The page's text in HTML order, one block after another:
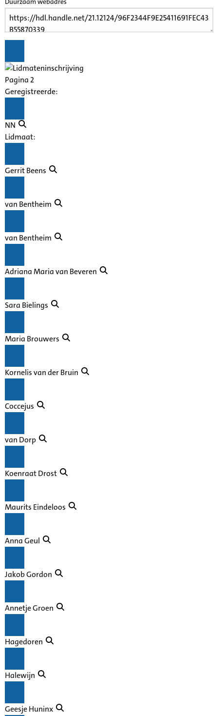
Pagina 2
Geregistreerde:
NN
Lidmaat:
Gerrit Beens
van Bentheim
van Bentheim
Adriana Maria van Beveren
Sara Bielings
Maria Brouwers
Kornelis van der Bruin
Coccejus
van Dorp
Koenraat Drost
Maurits Eindeloos
Anna Geul
Jakob Gordon
Annetje Groen
Hagedoren
Halewijn
Geesje Huninx